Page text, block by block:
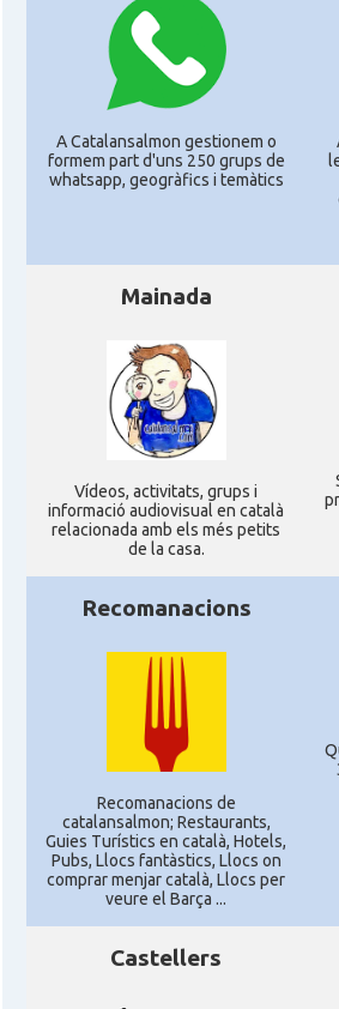
A Catalansalmon gestionem o
formem part d'uns 250 grups de
whatsapp, geogràfics i temàtics
Mainada
Ví­deos, activitats, grups i
informació audiovisual en català
relacionada amb els més petits
de la casa.
Recomanacions
Recomanacions de
catalansalmon; Restaurants,
Guies Turístics en català, Hotels,
Pubs, Llocs fantàstics, Llocs on
comprar menjar català, Llocs per
veure el Barça ...
Castellers